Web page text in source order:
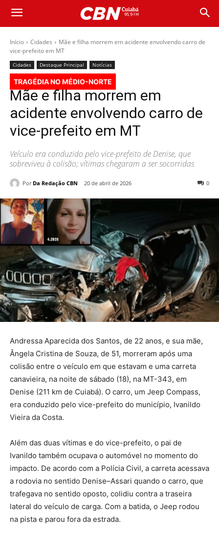
Início Cidades
Mãe e filha morrem em acidente envolvendo carro de
vice-prefeito em MT
Cidades Destaque Principal Notícias
TRAGÉDIA NO MÉDIO-NORTE
Mãe e filha morrem em
acidente envolvendo carro de
vice-prefeito em MT
Veículo era conduzido pelo vice-prefeito de Denise, que
sobreviveu à colisão; vítimas chegaram a ser socorridas
Por Da Redação CBN 20 de abril de 2026 0
Andressa Aparecida dos Santos, de 22 anos, e sua mãe,
Ângela Cristina de Souza, de 51, morreram após uma
colisão entre o veículo em que estavam e uma carreta
canavieira, na noite de sábado (18), na MT-343, em
Denise (211 km de Cuiabá). O carro, um Jeep Compass,
era conduzido pelo vice-prefeito do município, Ivanildo
Vieira da Costa.
Além das duas vítimas e do vice-prefeito, o pai de
Ivanildo também ocupava o automóvel no momento do
impacto. De acordo com a Polícia Civil, a carreta acessava
a rodovia no sentido Denise–Assari quando o carro, que
trafegava no sentido oposto, colidiu contra a traseira
lateral do veículo de carga. Com a batida, o Jeep rodou
na pista e parou fora da estrada.